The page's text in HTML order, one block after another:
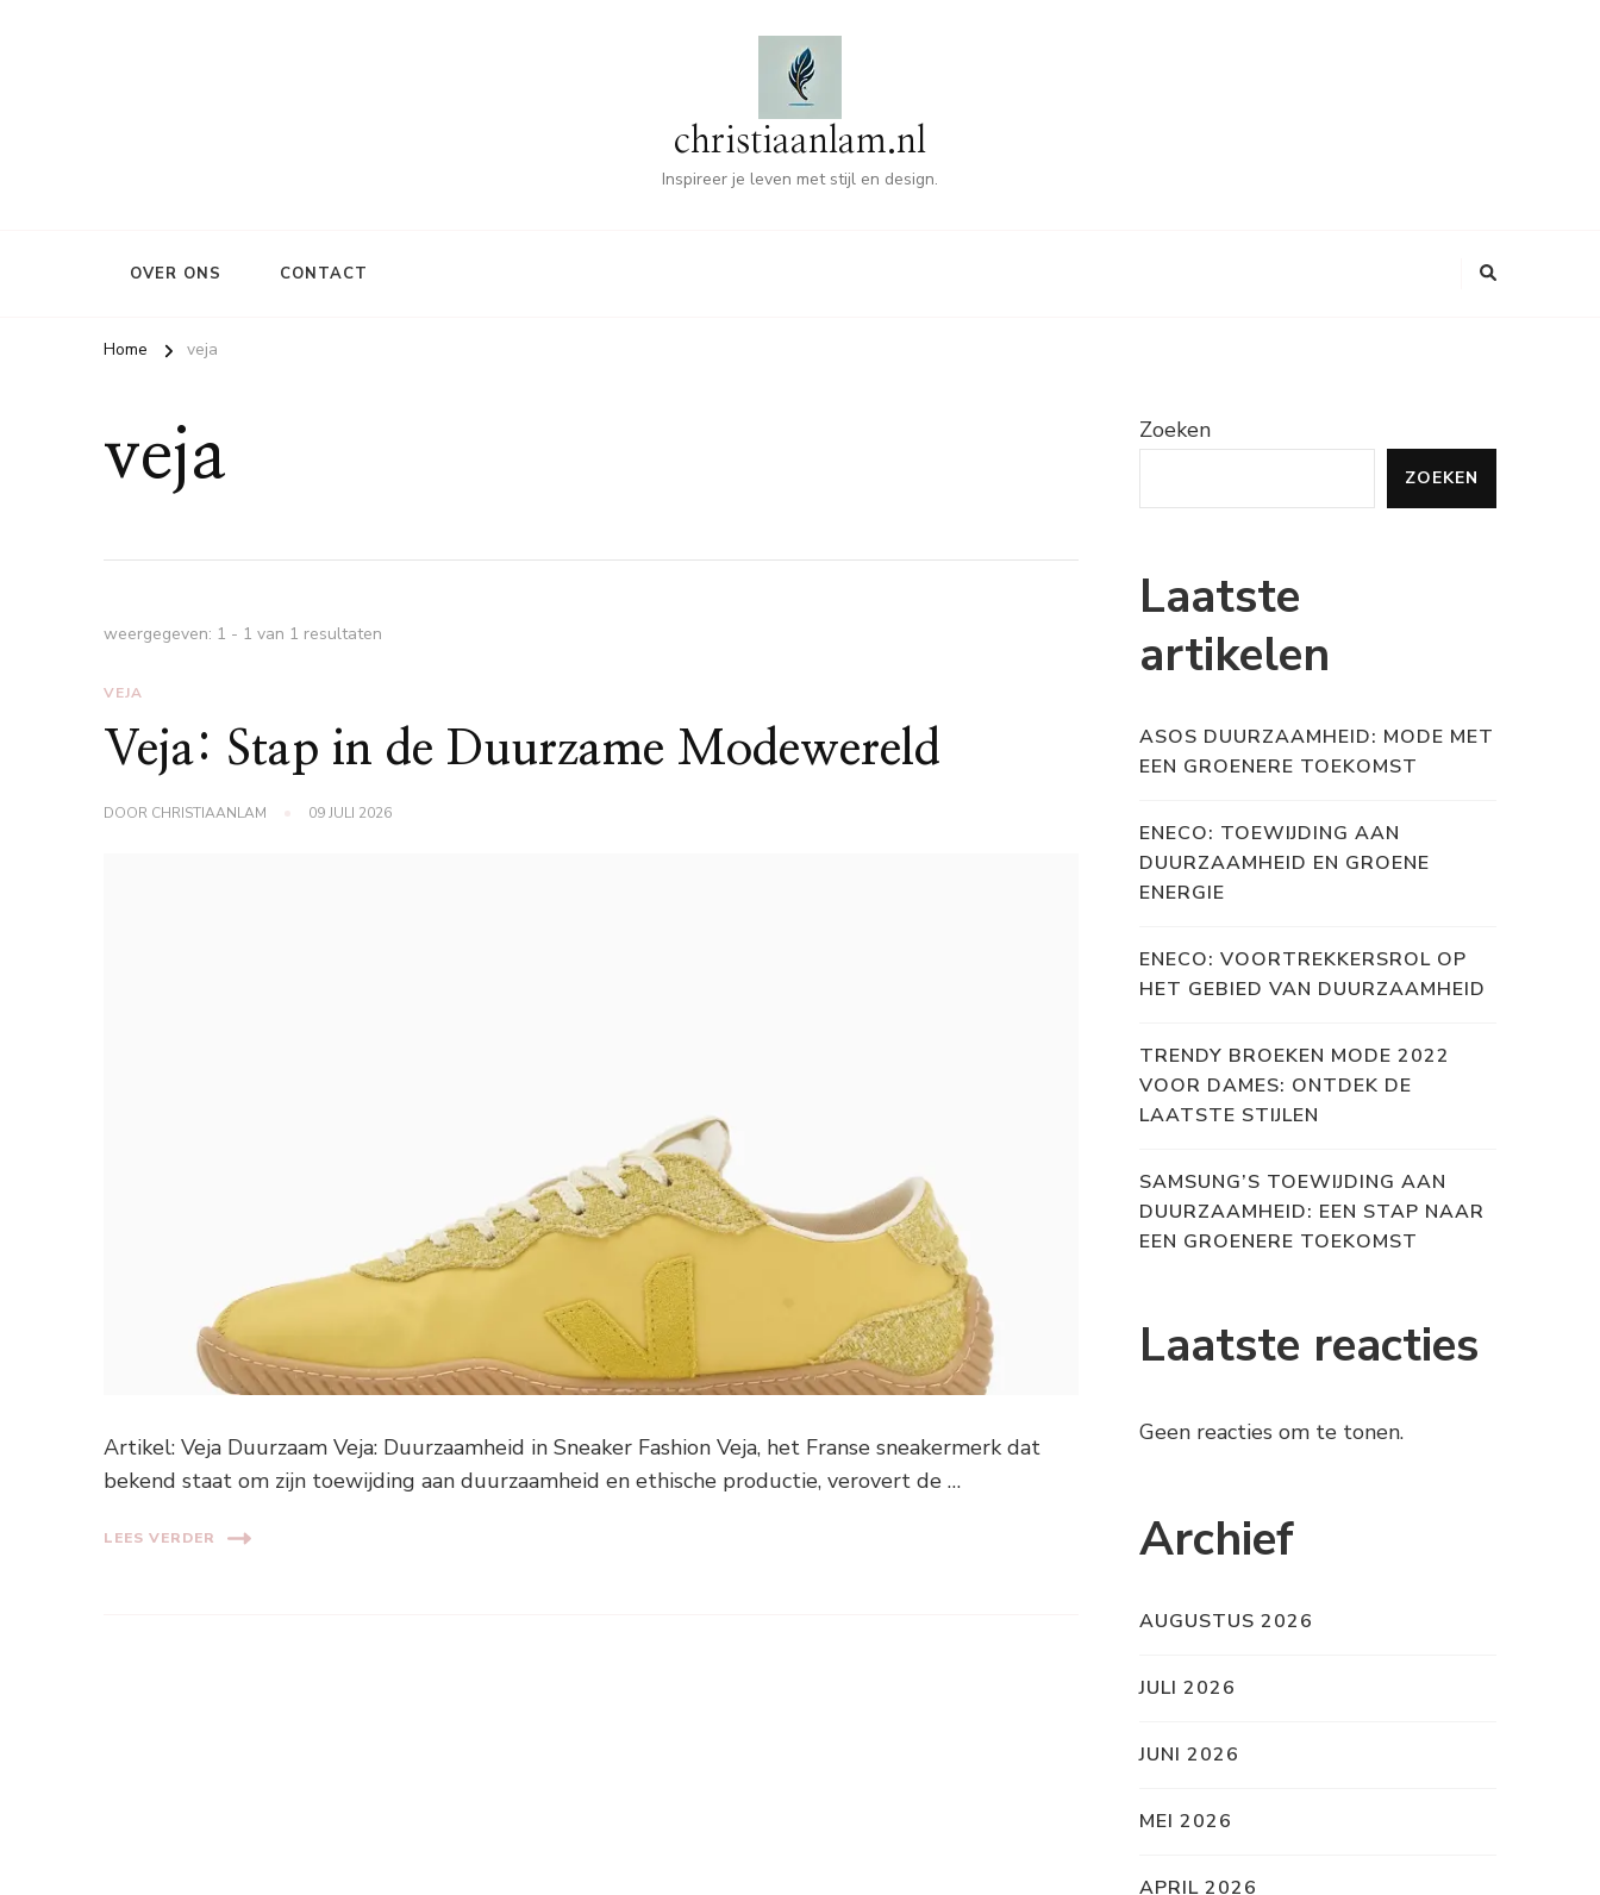
christiaanlam.nl
Inspireer je leven met stijl en design.
OVER ONS CONTACT
Home veja
veja
weergegeven: 1 - 1 van 1 resultaten
VEJA
Veja: Stap in de Duurzame Modewereld
DOOR CHRISTIAANLAM 09 JULI 2026
Artikel: Veja Duurzaam Veja: Duurzaamheid in Sneaker Fashion Veja, het Franse sneakermerk dat
bekend staat om zijn toewijding aan duurzaamheid en ethische productie, verovert de …
LEES VERDER
Zoeken
ZOEKEN
Laatste
artikelen
ASOS DUURZAAMHEID: MODE MET
EEN GROENERE TOEKOMST
ENECO: TOEWIJDING AAN
DUURZAAMHEID EN GROENE
ENERGIE
ENECO: VOORTREKKERSROL OP
HET GEBIED VAN DUURZAAMHEID
TRENDY BROEKEN MODE 2022
VOOR DAMES: ONTDEK DE
LAATSTE STIJLEN
SAMSUNG’S TOEWIJDING AAN
DUURZAAMHEID: EEN STAP NAAR
EEN GROENERE TOEKOMST
Laatste reacties
Geen reacties om te tonen.
Archief
AUGUSTUS 2026
JULI 2026
JUNI 2026
MEI 2026
APRIL 2026